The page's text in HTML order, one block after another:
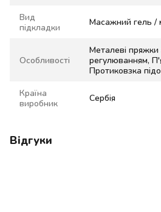
Вид
підкладки
Масажний гель /
Особливості
Металеві пряжки
регулюванням,
Протиковзка
Країна
виробник
Сербія
Відгуки